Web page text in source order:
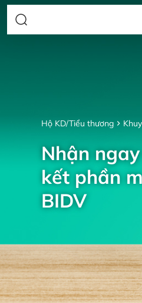
Hộ KD/Tiểu thương
Nhận
kết phần
BIDV